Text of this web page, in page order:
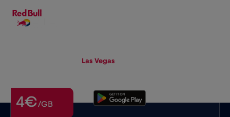
Las Vegas
4€/GB